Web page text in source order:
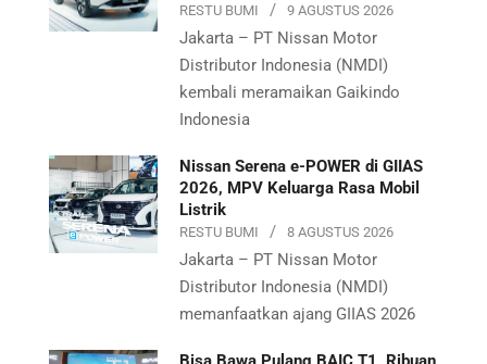
RESTU BUMI 9 AGUSTUS 2026
Jakarta – PT Nissan Motor
Distributor Indonesia (NMDI)
kembali meramaikan Gaikindo
Indonesia
Nissan Serena e-POWER di GIIAS
2026, MPV Keluarga Rasa Mobil
Listrik
RESTU BUMI 8 AGUSTUS 2026
Jakarta – PT Nissan Motor
Distributor Indonesia (NMDI)
memanfaatkan ajang GIIAS 2026